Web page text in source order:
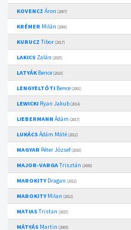
KOVENCZ Áron (2007)
KRÉMER Milán (2006)
KURUCZ Tibor (2017)
LAKICSZalán (2015)
LATYÁKBence (2010)
LENGYELTÓTIBence (2001)
LEWICKIRyan Jakub (2014)
LIEBERMANN Ádám (2017)
LUKÁCSÁdám Máté (2012)
MAGYAR Péter József(2010)
MAJOR-VARGATrisztán (2008)
MAROKITYDragan (2012)
MAROKITYMilan (2012)
MATIASTristan (2015)
MÁTYÁSMartin (2009)